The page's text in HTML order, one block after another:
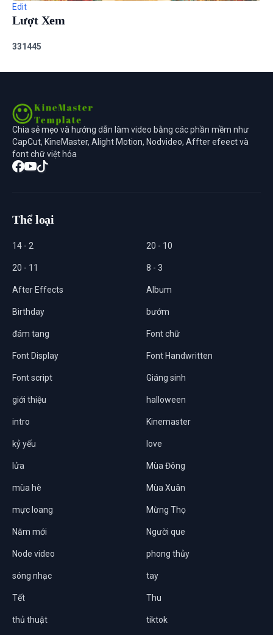
Edit
Lượt Xem
331 445
Chia sẻ mẹo và hướng dẫn làm video bằng các phần mềm như
CapCut, KineMaster, Alight Motion, Nodvideo, Affter efeect và
font chữ việt hóa
Thể loại
14 - 2 20 - 10
20 - 11 8 - 3
After Effects Album
Birthday bướm
đám tang Font chữ
Font Display Font Handwritten
Font script Giáng sinh
giới thiệu halloween
intro Kinemaster
kỷ yếu love
lửa Mùa Đông
mùa hè Mùa Xuân
mực loang Mừng Thọ
Năm mới Người que
Node video phong thủy
sóng nhạc tay
Tết Thu
thủ thuật tiktok